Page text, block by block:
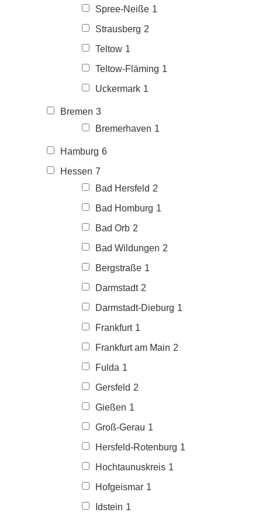
Spree-Neiße 1
Strausberg 2
Teltow 1
Teltow-Fläming 1
Uckermark 1
Bremen 3
Bremerhaven 1
Hamburg 6
Hessen 7
Bad Hersfeld 2
Bad Homburg 1
Bad Orb 2
Bad Wildungen 2
Bergstraße 1
Darmstadt 2
Darmstadt-Dieburg 1
Frankfurt 1
Frankfurt am Main 2
Fulda 1
Gersfeld 2
Gießen 1
Groß-Gerau 1
Hersfeld-Rotenburg 1
Hochtaunuskreis 1
Hofgeismar 1
Idstein 1